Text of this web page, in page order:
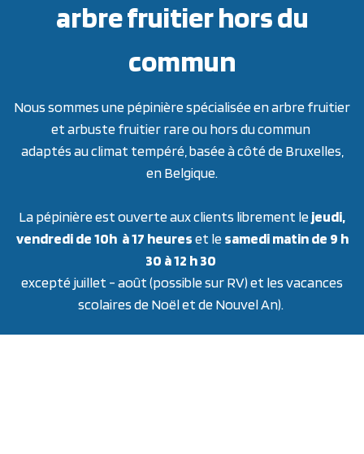
arbre fruitier hors du
commun
Nous sommes une pépinière spécialisée en arbre fruitier
et arbuste fruitier rare ou hors du commun
adaptés au climat tempéré, basée à côté de Bruxelles,
en Belgique.
La pépinière est ouverte aux clients librement lejeudi,
vendredi de 10h à 17 heureset lesamedi matin de 9 h
30 à 12 h 30
excepté juillet - août (possible sur RV) et les vacances
scolaires de Noël et de Nouvel An).